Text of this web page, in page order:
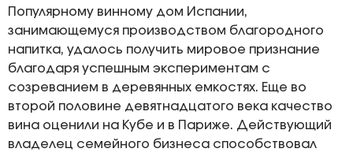
Популярному винному дом Испании,
занимающемуся производством благородного
напитка, удалось получить мировое признание
благодаря успешным экспериментам с
созреванием в деревянных емкостях. Еще во
второй половине девятнадцатого века качество
вина оценили на Кубе и в Париже. Действующий
владелец семейного бизнеса способствовал